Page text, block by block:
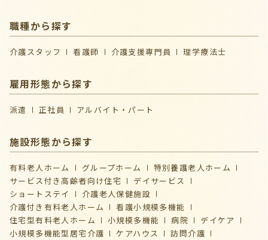
職種から探す
介護スタッフ 看護師 介護支援専門員 理学療法士
雇用形態から探す
派遣 正社員 アルバイト・パート
施設形態から探す
有料老人ホーム グループホーム
特別養護老人ホーム
サービス付き高齢者向け住宅
デイサービス
ショートステイ
介護⽼⼈保健施設
介護付き有料老人ホーム
看護小規模多機能
住宅型有料老人ホーム
小規模多機能 病院
デイケア
⼩規模多機能型居宅介護
ケアハウス
訪問介護